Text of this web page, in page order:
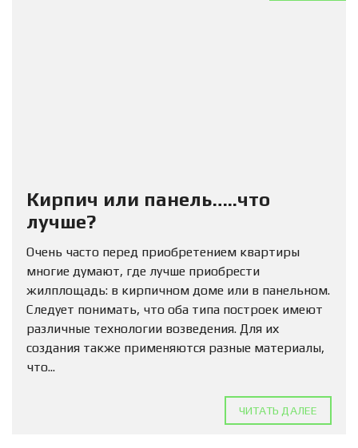
Кирпич или панель…..что
лучше?
Очень часто перед приобретением квартиры
многие думают, где лучше приобрести
жилплощадь: в кирпичном доме или в панельном.
Следует понимать, что оба типа построек имеют
различные технологии возведения. Для их
создания также применяются разные материалы,
что...
ЧИТАТЬ ДАЛЕЕ